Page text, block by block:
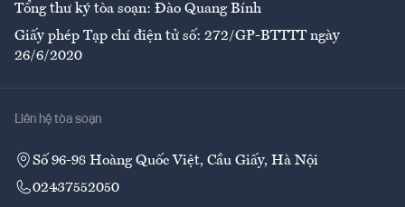
Tổng thư ký tòa soạn: Đào Quang Bính
Giấy phép Tạp chí điện tử số: 272/GP-BTTTT ngày
26/6/2020
Liên hệ tòa soạn
Số 96-98 Hoàng Quốc Việt, Cầu Giấy, Hà Nội
02437552050